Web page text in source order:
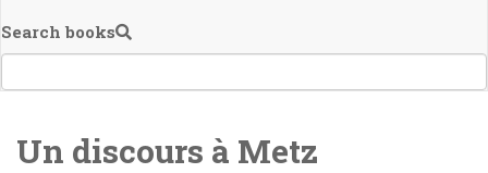
Search books
Un discours à Metz